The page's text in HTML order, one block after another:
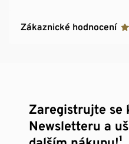
Zákaznické hodnocení
Zaregistrujte se
Newsletteru a